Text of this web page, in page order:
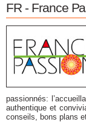
FR - France
passionnés:
authentique et
conseils, bons plans